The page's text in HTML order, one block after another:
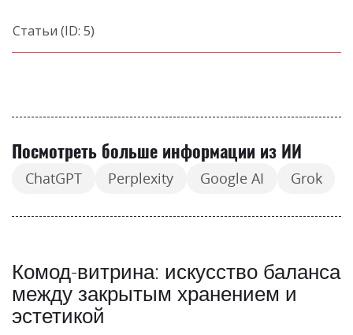
Статьи (ID: 5)
Посмотреть больше информации из ИИ
ChatGPT Perplexity Google AI Grok
Комод-витрина: искусство баланса
между закрытым хранением и
эстетикой